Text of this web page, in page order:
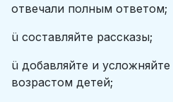
отвечали полным ответом;
ü составляйте рассказы;
ü добавляйте и
возрастом детей;